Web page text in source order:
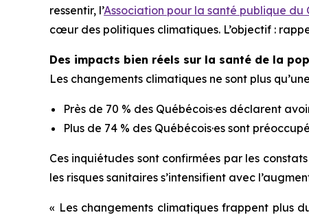
ressentir, l’Association pour la santé publique du
cœur des politiques climatiques. L’objectif :
Des impacts bien réels sur la santé de la
Les changements climatiques ne sont plus
Près de 70 % des Québécois·es déclarent
Plus de 74 % des Québécois·es sont
Ces inquiétudes sont confirmées par les
les risques sanitaires s’intensifient avec
« Les changements climatiques frappent plus